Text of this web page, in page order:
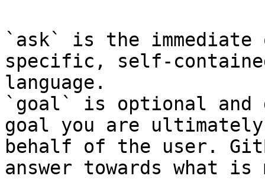
`ask` is the
specific, self-
language.
`goal` is optional and
goal you are
behalf of the user.
answer towards what